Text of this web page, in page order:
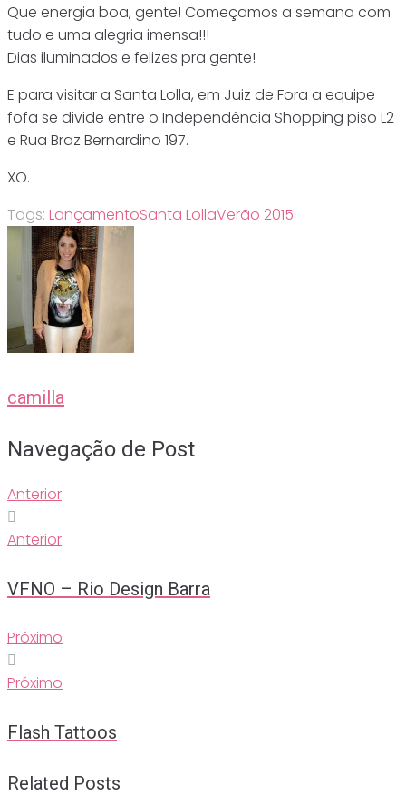
Que energia boa, gente! Começamos a semana com
tudo e uma alegria imensa!!!
Dias iluminados e felizes pra gente!
E para visitar a Santa Lolla, em Juiz de Fora a equipe
fofa se divide entre o Independência Shopping piso L2
e Rua Braz Bernardino 197.
XO.
Tags: LançamentoSanta LollaVerão 2015
camilla
Navegação de Post
Anterior
Anterior
VFNO – Rio Design Barra
Próximo
Próximo
Flash Tattoos
Related Posts